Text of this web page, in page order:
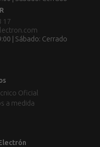
17
| Sábado: Cerrado
Oficial
a medida